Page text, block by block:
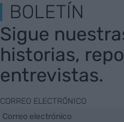
BOLETÍN
Sigue
historias,
entrevistas.
CORREO ELECTRÓNICO